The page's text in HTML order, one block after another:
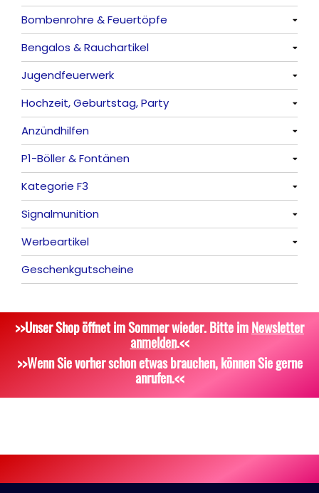
Alle anzeigen
Vulkane
Fontänen
Sonnen
Feuervögel
Römische Lichter
Bombenrohre & Feuertöpfe
Alle anzeigen
Mit Rumms
Bezaubernde Effekte
Bengalos & Rauchartikel
Alle anzeigen
Bengalos
Rauchartikel
Jugendfeuerwerk
Alle anzeigen
Hochzeit, Geburtstag, Party
Alle anzeigen
Feuerschriften
Indoor-Fontänen
Herz- und Konfetti-Shooter
Wunderkerzen, Fackeln
Tischfeuerwerk
Dekoration, Knicklichter
Anzündhilfen
Alle anzeigen
P1-Böller & Fontänen
Alle anzeigen
Kategorie F3
Alle anzeigen
Signalmunition
Alle anzeigen
Platzpatronen
Zubehör
Werbeartikel
Alle anzeigen
Attrappen
Geschenkgutscheine
>>Unser Shop öffnet im Sommer wieder. Bitte imNewsletter
anmelden.<<
>>Wenn Sie vorher schon etwas brauchen, können Sie gerne
anrufen.<<